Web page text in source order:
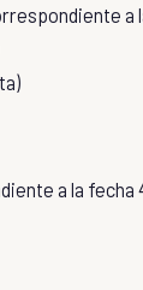
a
a la fecha